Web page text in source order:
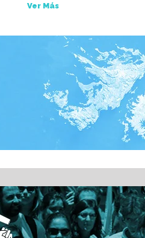
Ver Más